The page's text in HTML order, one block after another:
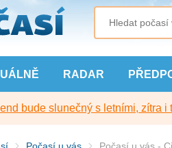
RADAR
bude slunečný s letními, zítra i